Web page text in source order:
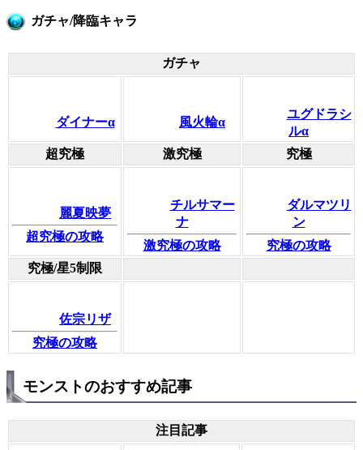
ガチャ/降臨キャラ
ガチャ
ダイナーα 風火輪α
ユグドラシ
ルα
超究極
激究極 究極
麗夏映夢
超究極の攻略
チルサマー
ナ
激究極の攻略
ダルマツリ
ン
究極の攻略
究極/星5制限
佐宗リザ
究極の攻略
モンストのおすすめ記事
注目記事